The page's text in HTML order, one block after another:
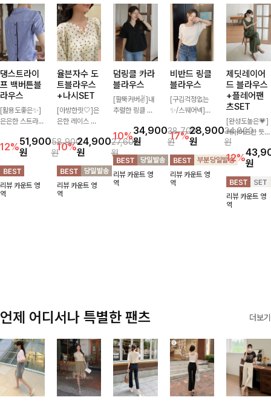
댕스트라이
프 백버튼블
라우스
[활용도좋은✨]
은은한 스트라이
져 심플한 코디
에도 세련된 포
인트를 더해드리
며 깔끔한 스트
라이프 디테일로
유행 없이 오래
12%51,900
원
58,900
원
리뷰 카운트 영
역
율븐자수 도
트블라우스
+나시SET
[아방한핏🤍]은
은한 레이스 자
으로 사랑스러운
감성 가득 담았
으며 나시 세트
구성으로 이너
걱정없이 손쉽게
코디 가능한 블
10%24,900
원
27,600
원
리뷰 카운트 영
역
덤링클 카라
블라우스
[팔뚝커버✌]내
추럴한 링클 텍
있게 입어지는
블라우스🖤 브
이넥 카라 디자
인에 여유로운
소매핏 더해져
여리하면서도 시
10%34,900
원
38,700
원
리뷰 카운트 영
역
비반드 링클
블라우스
[구김걱정없는
✨/스퀘어넥]입
엠보 텍스처가
돋보이는 블라우
스- 여유로운 실
루엣과 물결 짜
임 소매 디테일
이 더해져 편안
17%28,900
원
34,800
원
리뷰 카운트 영
역
제딧레이어
드 블라우스
+플레어팬
츠SET
[완성도높은💗]
레이어드한 듯
자연스러운 나시
와 버튼 원피스
가 함께 구성된
세트 아이템입니
다. 코디 고민 없
이 한 벌만으로
도 내추럴하면서
12%원
리뷰 카운트 영
역
언제 어디서나 특별한 팬츠 더보기